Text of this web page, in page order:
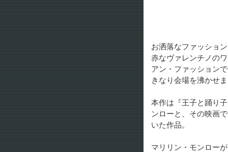
お洒落なファッショ
赤なヴァレンチノの
アン・ファッション
きなり会場を沸かせま
本作は『王子と踊り
ンローと、その映画
いた作品。
マリリン・モンロー